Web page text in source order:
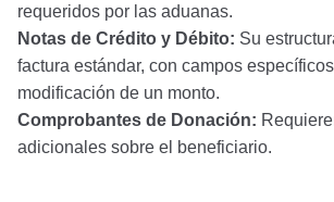
requeridos por las aduanas.
Notas de Crédito y Débito: Su
factura estándar, con campos
modificación de un monto.
Comprobantes de Donación:
adicionales sobre el beneficiario.